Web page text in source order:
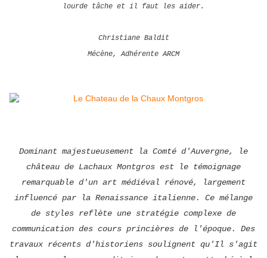
lourde tâche et il faut les aider.
Christiane Baldit
Mécène, Adhérente ARCM
Dominant majestueusement la Comté d'Auvergne, le
château de Lachaux Montgros est le témoignage
remarquable d'un art médiéval rénové, largement
influencé par la Renaissance italienne. Ce mélange
de styles reflète une stratégie complexe de
communication des cours princières de l'époque. Des
travaux récents d'historiens soulignent qu'Il s'agit